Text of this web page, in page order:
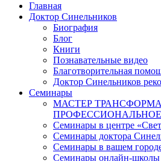
Главная
Доктор Синельников
Биография
Блог
Книги
Познавательные видео
Благотворительная
Доктор Синельников
Семинары
МАСТЕР
Семинары в центре
Семинары доктора
Семинары в вашем
Семинары онлайн-школы